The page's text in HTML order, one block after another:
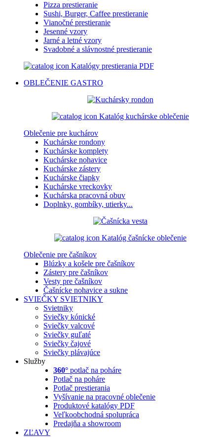
Pizza prestieranie
Sushi, Burger, Caffee prestieranie
Vianočné prestieranie
Jesenné vzory
Jarné a letné vzory
Svadobné a slávnostné prestieranie
Katalógy prestierania PDF
OBLEČENIE GASTRO
Katalóg kuchárske oblečenie
Oblečenie pre kuchárov
Kuchárske rondony
Kuchárske komplety
Kuchárske nohavice
Kuchárske zástery
Kuchárske čiapky
Kuchárske vreckovky
Kuchárska pracovná obuv
Doplnky, gombíky, utierky...
Katalóg čašnícke oblečenie
Oblečenie pre čašníkov
Blúzky a košele pre čašníkov
Zástery pre čašníkov
Vesty pre čašníkov
Čašnícke nohavice a sukne
SVIEČKY SVIETNIKY
Svietniky
Sviečky kónické
Sviečky valcové
Sviečky guľaté
Sviečky čajové
Sviečky plávajúce
Služby
360° potlač na poháre
Potlač na poháre
Potlač prestierania
Vyšívanie na pracovné oblečenie
Produktové katalógy PDF
Veľkoobchodná spolupráca
Predajňa a showroom
ZĽAVY